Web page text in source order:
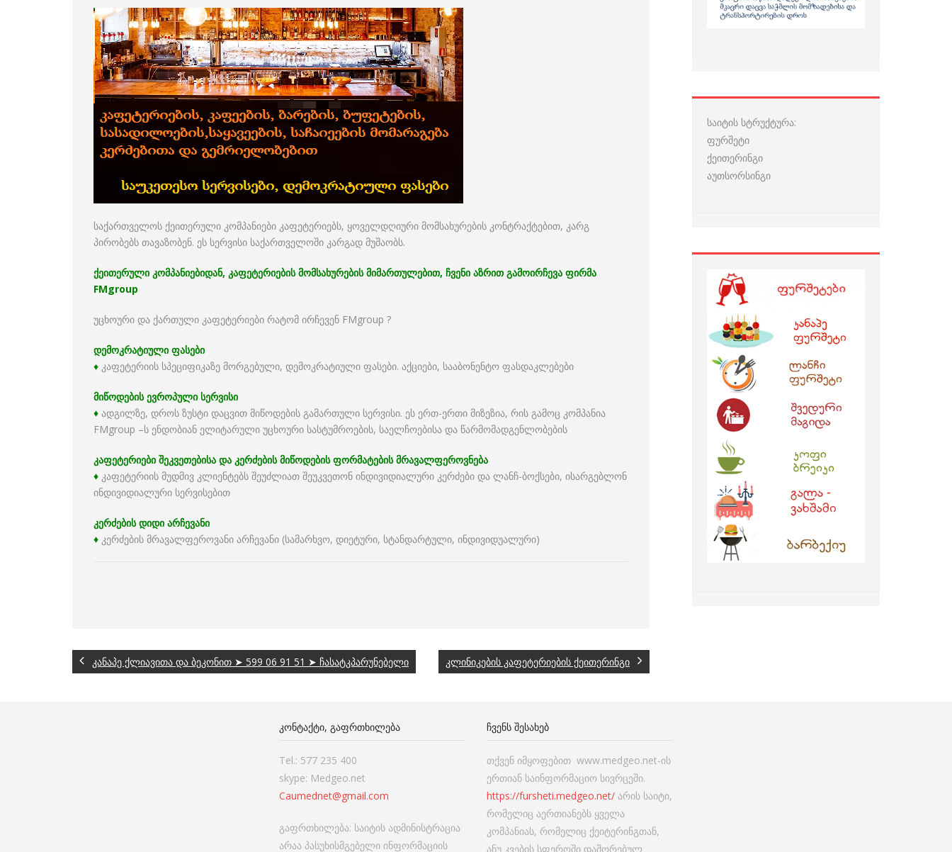
საქართველოს ქეითერული კომპანიები კაფეტერიებს, ყოველდღიური მომსახურების კონტრაქტებით, კარგ
პირობებს თავაზობენ. ეს სერვისი საქართველოში კარგად მუშაობს.
ქეითერული კომპანიებიდან, კაფეტერიების მომსახურების მიმართულებით, ჩვენი აზრით გამოირჩევა ფირმა
FMgroup
უცხოური და ქართული კაფეტერიები რატომ ირჩევენ FMgroup ?
დემოკრატიული ფასები
♦ კაფეტერიის სპეციფიკაზე მორგებული, დემოკრატიული ფასები. აქციები, სააბონენტო ფასდაკლებები
მიწოდების ევროპული სერვისი
♦ ადგილზე, დროს ზუსტი დაცვით მიწოდების გამართული სერვისი. ეს ერთ-ერთი მიზეზია, რის გამოც კომპანია
FMgroup –ს ენდობიან ელიტარული უცხოური სასტუმროების, საელჩოებისა და წარმომადგენლობების
კაფეტერიები შეკვეთებისა და კერძების მიწოდების ფორმატების მრავალფეროვნება
♦ კაფეტერიის მუდმივ კლიენტებს შეუძლიათ შეუკვეთონ ინდივიდიალური კერძები და ლანჩ-ბოქსები, ისარგებლონ
ინდივიდიალური სერვისებით
კერძების დიდი არჩევანი
♦ კერძების მრავალფეროვანი არჩევანი (სამარხვო, დიეტური, სტანდარტული, ინდივიდუალური)
კანაპე ქლიავითა და ბეკონით ➤ 599 06 91 51 ➤ ჩასატკპარუნებელი კლინიკების კაფეტერიების ქეითერინგი
საიტის სტრუქტურა:
ფურშეტი
ქეითერინგი
აუთსორსინგი
ᲙᲝᲜᲢᲐᲥᲢᲘ, ᲒᲐᲤᲠᲗᲮᲘᲚᲔᲑᲐ
Tel.: 577 235 400
skype: Medgeo.net
Caumednet@gmail.com
გაფრთხილება: საიტის ადმინისტრაცია
არაა პასუხისმგებელი ინფორმაციის
ᲩᲕᲔᲜᲡ ᲨᲔᲡᲐᲮᲔᲑ
თქვენ იმყოფებით www.medgeo.net-ის
ერთიან საინფორმაციო სივრცეში.
https://fursheti.medgeo.net/არის საიტი,
რომელიც აერთიანებს ყველა
კომპანიას, რომელიც ქეიტერინგთან,
ანუ კვების სფეროში დაშორებულ